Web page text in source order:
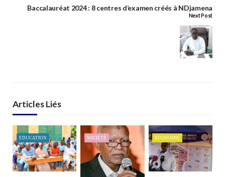
Baccalauréat 2024 : 8 centres d’examen créés à NDjamena
Next Post
Articles Liés
EDUCATION SOCIETÉ ECONOMIE